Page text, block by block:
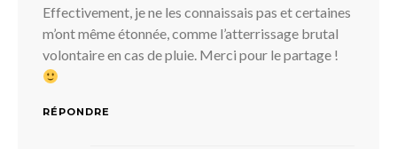
Effectivement, je ne les connaissais pas et certaines
m’ont même étonnée, comme l’atterrissage brutal
volontaire en cas de pluie. Merci pour le partage !
RÉPONDRE